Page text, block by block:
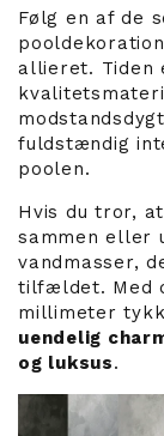
Følg en af de
allieret. Tiden
fuldstændig
poolen.
Hvis du tror,
sammen eller
vandmasser,
tilfældet. Med
millimeter
uendelig
og luksus.